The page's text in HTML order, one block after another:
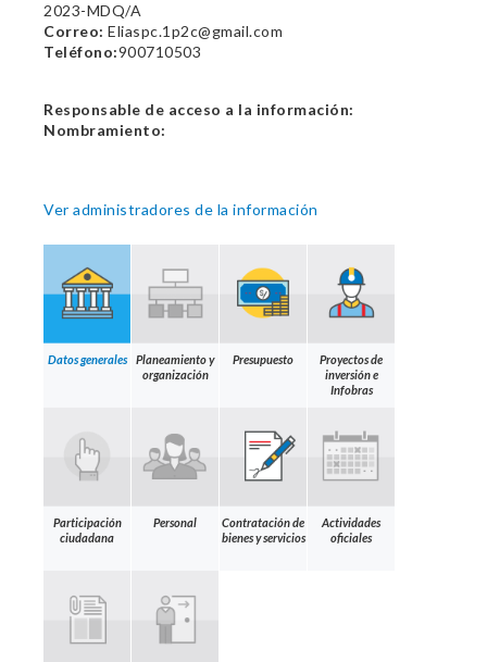
2023-MDQ/A
Correo: Eliaspc.1p2c@gmail.com
Teléfono:900710503
Responsable de acceso a la información:
Nombramiento:
Ver administradores de la información
Datos generales
Planeamiento y
organización
Presupuesto
Proyectos de
inversión e
Infobras
Participación
ciudadana
Personal
Contratación de
bienes y servicios
Actividades
oficiales